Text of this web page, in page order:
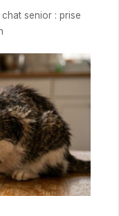
senior : prise